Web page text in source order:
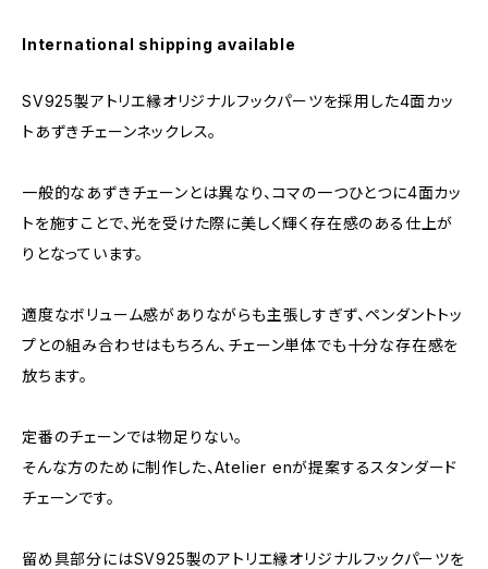
International shipping available
SV925製アトリエ縁オリジナルフックパーツを採用した4面カッ
トあずきチェーンネックレス。
一般的なあずきチェーンとは異なり、コマの一つひとつに4面カッ
トを施すことで、光を受けた際に美しく輝く存在感のある仕上が
りとなっています。
適度なボリューム感がありながらも主張しすぎず、ペンダントトッ
プとの組み合わせはもちろん、チェーン単体でも十分な存在感を
放ちます。
定番のチェーンでは物足りない。
そんな方のために制作した、Atelier enが提案するスタンダード
チェーンです。
留め具部分にはSV925製のアトリエ縁オリジナルフックパーツを